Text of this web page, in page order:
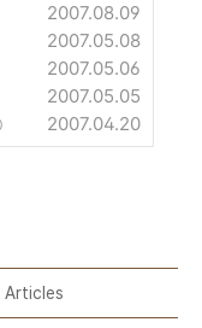
2007.08.09
2007.05.08
2007.05.06
2007.05.05
2007.04.20